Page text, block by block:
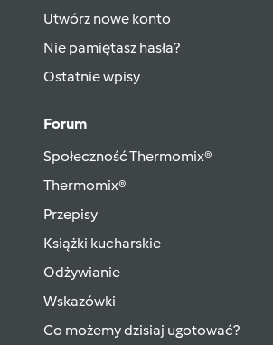
Utwórz nowe konto
Nie pamiętasz hasła?
Ostatnie wpisy
Forum
Społeczność Thermomix®
Thermomix®
Przepisy
Książki kucharskie
Odżywianie
Wskazówki
Co możemy dzisiaj ugotować?